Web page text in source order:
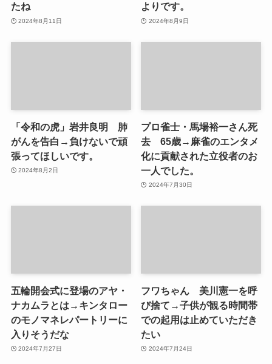
たね
2024年8月11日
よりです。
2024年8月9日
「令和の虎」岩井良明 肺
がんを告白→負けないで頑
張ってほしいです。
2024年8月2日
プロ雀士・馬場裕一さん死
去 65歳→麻雀のエンタメ
化に貢献された立役者のお
一人でした。
2024年7月30日
五輪開会式に登場のアヤ・
ナカムラとは→キンタロー
のモノマネレパートリーに
入りそうだな
2024年7月27日
フワちゃん 美川憲一を呼
び捨て→子供が観る時間帯
での起用は止めていただき
たい
2024年7月24日